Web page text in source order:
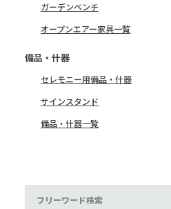
ガーデンベンチ
オープンエアー家具一覧
備品・什器
セレモニー用備品・什器
サインスタンド
備品・什器一覧
フリーワード検索